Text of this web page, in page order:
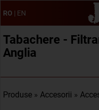
RO | EN
Tabachere -
Anglia
Produse » Accesorii »